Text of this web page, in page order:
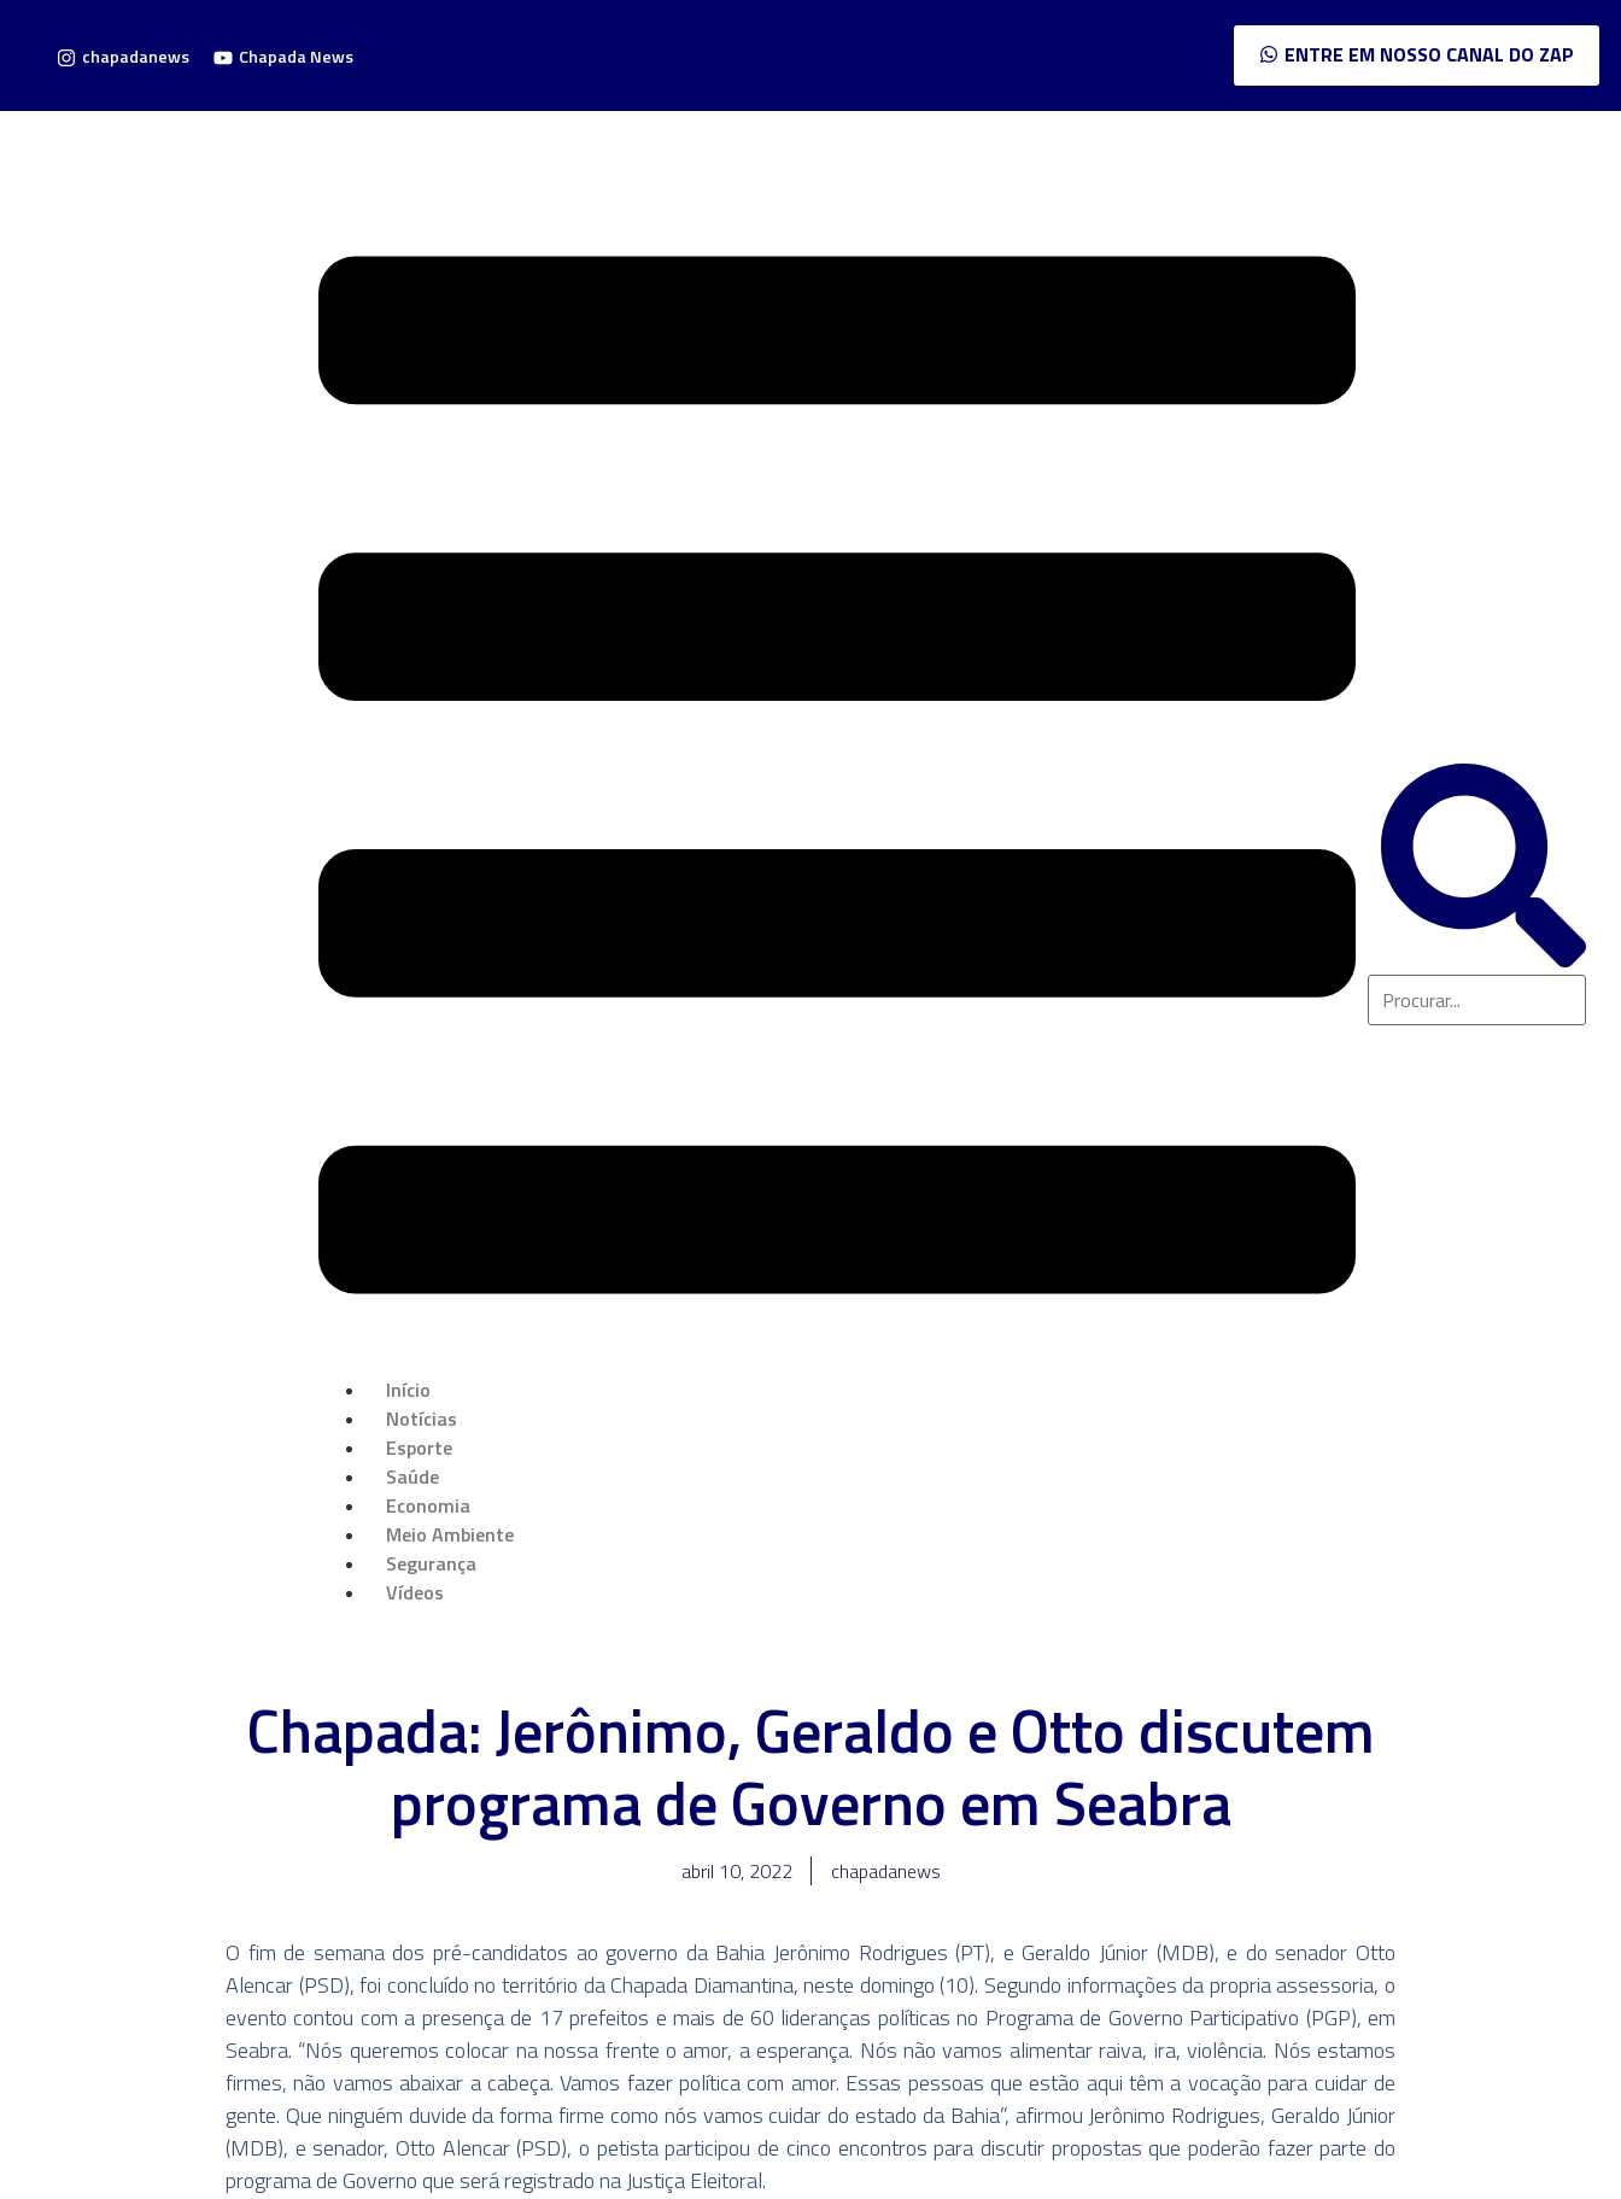
chapadanews Chapada News ENTRE EM NOSSO CANAL DO ZAP
Início
Notícias
Esporte
Saúde
Economia
Meio Ambiente
Segurança
Vídeos
Chapada: Jerônimo, Geraldo e Otto discutem
programa de Governo em Seabra
abril 10, 2022 chapadanews
O fim de semana dos pré-candidatos ao governo da Bahia Jerônimo Rodrigues (PT), e Geraldo Júnior (MDB), e do senador Otto
Alencar (PSD), foi concluído no território da Chapada Diamantina, neste domingo (10). Segundo informações da propria assessoria, o
evento contou com a presença de 17 prefeitos e mais de 60 lideranças políticas no Programa de Governo Participativo (PGP), em
Seabra. “Nós queremos colocar na nossa frente o amor, a esperança. Nós não vamos alimentar raiva, ira, violência. Nós estamos
firmes, não vamos abaixar a cabeça. Vamos fazer política com amor. Essas pessoas que estão aqui têm a vocação para cuidar de
gente. Que ninguém duvide da forma firme como nós vamos cuidar do estado da Bahia”, afirmou Jerônimo Rodrigues, Geraldo Júnior
(MDB), e senador, Otto Alencar (PSD), o petista participou de cinco encontros para discutir propostas que poderão fazer parte do
programa de Governo que será registrado na Justiça Eleitoral.